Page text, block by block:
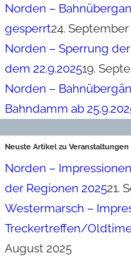
Norden –
gesperrt24. September
Norden – Sperrung
dem 22.9.202519.
Norden –
Bahndamm ab
Neuste Artikel zu Veranstaltungen
Norden –
der Regionen 202521.
Westermarsch –
Treckertreffen/
August 2025